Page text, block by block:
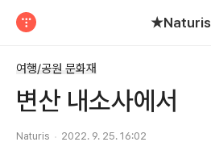
★Naturis
여행/공원 문화재
변산 내소사에서
Naturis 2022. 9. 25. 16:02